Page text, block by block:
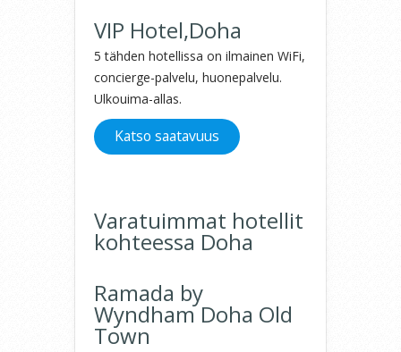
VIP Hotel,Doha
5 tähden hotellissa on ilmainen WiFi,
concierge-palvelu, huonepalvelu.
Ulkouima-allas.
Katso saatavuus
Varatuimmat hotellit
kohteessa Doha
Ramada by
Wyndham Doha Old
Town